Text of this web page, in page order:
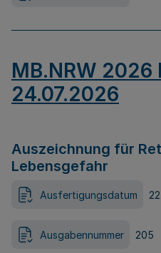
MB.NRW 2026
24.07.2026
Auszeichnung für
Lebensgefahr
Ausfertigungsdatum
Ausgabennummer 205